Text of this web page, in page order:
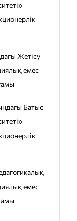
Жетісу
емес
Батыс
емес